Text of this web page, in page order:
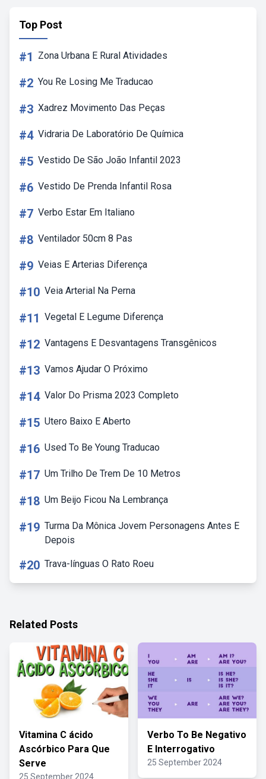
Top Post
#1 Zona Urbana E Rural Atividades
#2 You Re Losing Me Traducao
#3 Xadrez Movimento Das Peças
#4 Vidraria De Laboratório De Química
#5 Vestido De São João Infantil 2023
#6 Vestido De Prenda Infantil Rosa
#7 Verbo Estar Em Italiano
#8 Ventilador 50cm 8 Pas
#9 Veias E Arterias Diferença
#10 Veia Arterial Na Perna
#11 Vegetal E Legume Diferença
#12 Vantagens E Desvantagens Transgênicos
#13 Vamos Ajudar O Próximo
#14 Valor Do Prisma 2023 Completo
#15 Utero Baixo E Aberto
#16 Used To Be Young Traducao
#17 Um Trilho De Trem De 10 Metros
#18 Um Beijo Ficou Na Lembrança
#19 Turma Da Mônica Jovem Personagens Antes E
Depois
#20 Trava-línguas O Rato Roeu
Related Posts
Vitamina C ácido
Ascórbico Para Que
Serve
25 September 2024
Verbo To Be Negativo
E Interrogativo
25 September 2024